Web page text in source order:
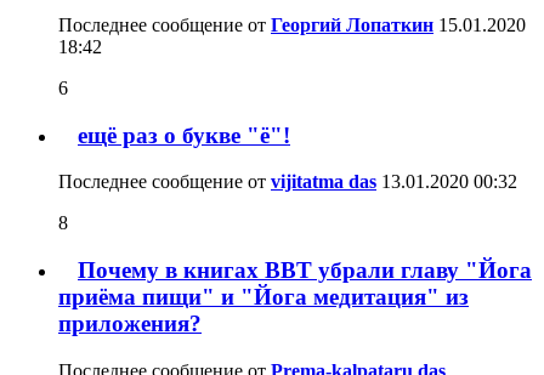
Последнее сообщение от Георгий Лопаткин 15.01.2020
18:42
6
ещё раз о букве "ё"!
Последнее сообщение от vijitatma das 13.01.2020 00:32
8
Почему в книгах BBT убрали главу "Йога
приёма пищи" и "Йога медитация" из
приложения?
Последнее сообщение от Prema-kalpataru das